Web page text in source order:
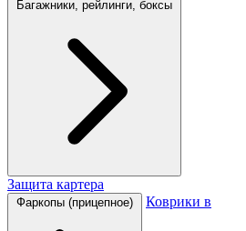
Багажники, рейлинги, боксы
Защита картера
Фаркопы (прицепное) Коврики в